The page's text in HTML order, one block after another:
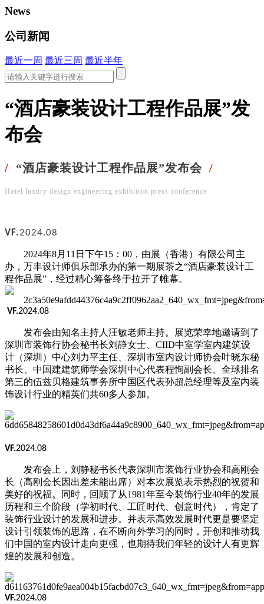
News
公司新闻
最近一周 最近三周 最近半年
“酒店豪装设计工程作品展”发
布会
/ “酒店豪装设计工程作品展”发布会 /
Hotel luxury design engineering exhibition press conference
VF.2024.08
2024年8月11日下午15：00，由展 （香港） 有限公司 主
办，万丰设计师俱乐部承办的第一期展茶之“酒店豪装设计工
程作品展”，经过精心筹备终于拉开了帷幕。
VF.2024.08
发布会由知名主持人汪敏老师主持。展览荣幸地邀请到了
深圳市装饰行协会秘书长刘静女士、 CIID中室学室内建筑设
计（深圳）中心刘力平主任、深圳市室内设计师协会叶晓东秘
书长、中国建建筑师学会深圳中心代表程恂副会长、全球排名
第三的伍兹贝格建筑事务所中国区代表孙超总经理等及室内装
饰设计行业的精英们共60多人参加。
VF.2024.08
发布会上，刘静秘书长代表深圳市装饰行业协会和高刚会
长（高刚会长因出差未能出席）对本次展览表示热烈的祝贺和
美好的祝福。同时，回顾了 从1981年至今装饰行业40年的发展
历程和三个阶段（学初时代、工匠时代、创意时代），肯定了
装饰行业设计的发展和进步。 并表示高效发展时代更是要坚定
设计引领装饰的思路，在不断向外学习的同时，开创和推动我
们中国的室内设计走向更强，也期待我们年轻的设计人有更辉
煌的发展和创造。
VF.2024.08